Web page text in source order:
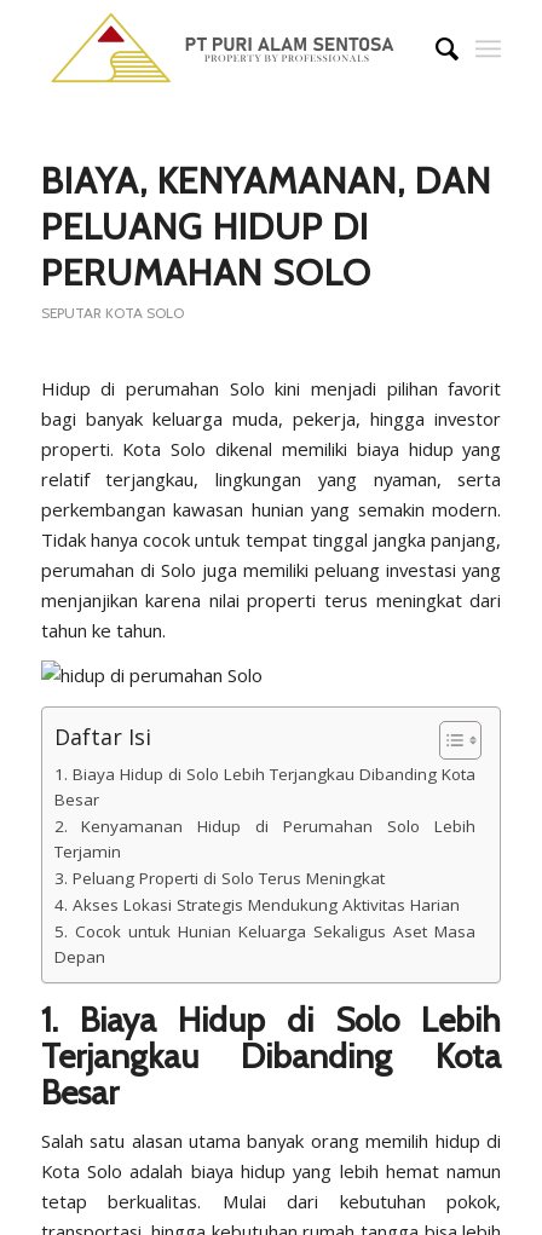
BIAYA, KENYAMANAN, DAN
PELUANG HIDUP DI
PERUMAHAN SOLO
SEPUTAR KOTA SOLO
Hidup di perumahan Solo kini menjadi pilihan favorit
bagi banyak keluarga muda, pekerja, hingga investor
properti. Kota Solo dikenal memiliki biaya hidup yang
relatif terjangkau, lingkungan yang nyaman, serta
perkembangan kawasan hunian yang semakin modern.
Tidak hanya cocok untuk tempat tinggal jangka panjang,
perumahan di Solo juga memiliki peluang investasi yang
menjanjikan karena nilai properti terus meningkat dari
tahun ke tahun.
Daftar Isi
1. Biaya Hidup di Solo Lebih Terjangkau Dibanding Kota
Besar
2. Kenyamanan Hidup di Perumahan Solo Lebih
Terjamin
3. Peluang Properti di Solo Terus Meningkat
4. Akses Lokasi Strategis Mendukung Aktivitas Harian
5. Cocok untuk Hunian Keluarga Sekaligus Aset Masa
Depan
1. Biaya Hidup di Solo Lebih
Terjangkau Dibanding Kota
Besar
Salah satu alasan utama banyak orang memilih hidup di
Kota Solo adalah biaya hidup yang lebih hemat namun
tetap berkualitas. Mulai dari kebutuhan pokok,